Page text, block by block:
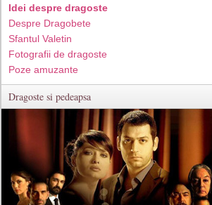
Idei despre dragoste
Despre Dragobete
Sfantul Valetin
Fotografii de dragoste
Poze amuzante
Dragoste si pedeapsa